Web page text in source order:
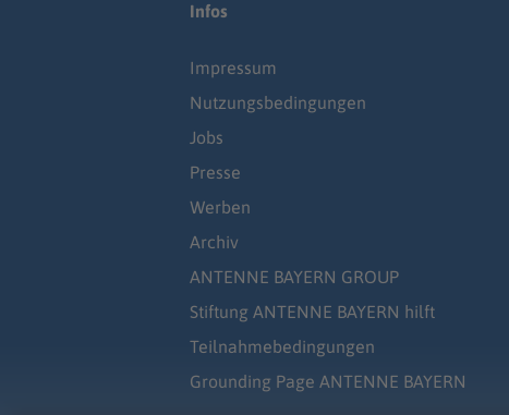
Infos
Impressum
Nutzungsbedingungen
Jobs
Presse
Werben
Archiv
ANTENNE BAYERN GROUP
Stiftung ANTENNE BAYERN hilft
Teilnahmebedingungen
Grounding Page ANTENNE BAYERN